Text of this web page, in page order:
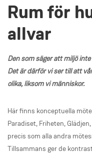
Rum för
allvar
Den som säger att miljö
Det är därför vi ser till att
olika, liksom vi människor.
Här finns konceptuella
Paradiset, Friheten,
precis som alla andra
Tillsammans ger de